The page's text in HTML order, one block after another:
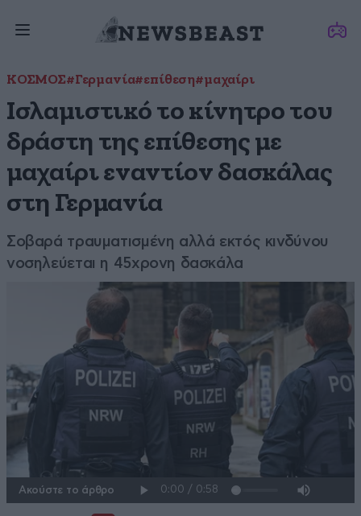
ΚΟΣΜΟΣ#Γερμανία#επίθεση#μαχαίρι
Ισλαμιστικό το κίνητρο του
δράστη της επίθεσης με
μαχαίρι εναντίον δασκάλας
στη Γερμανία
Σοβαρά τραυματισμένη αλλά εκτός κινδύνου
νοσηλεύεται η 45χρονη δασκάλα
Ακούστε το άρθρο